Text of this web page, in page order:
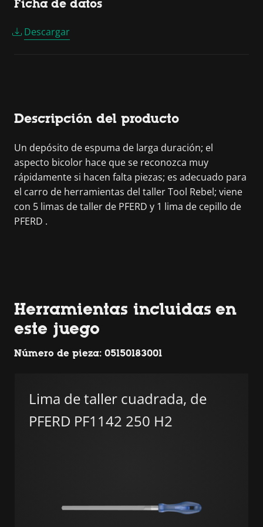
Ficha de datos
Descargar
Descripción del producto
Un depósito de espuma de larga duración; el
aspecto bicolor hace que se reconozca muy
rápidamente si hacen falta piezas; es adecuado para
el carro de herramientas del taller Tool Rebel; viene
con 5 limas de taller de PFERD y 1 lima de cepillo de
PFERD .
Herramientas incluidas en
este juego
Número de pieza: 05150183001
Lima de taller cuadrada, de
PFERD PF1142 250 H2